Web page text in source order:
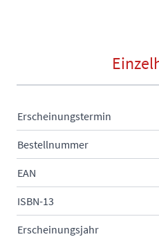
Erscheinungstermin
Bestellnummer
EAN
ISBN-13
Erscheinungsjahr